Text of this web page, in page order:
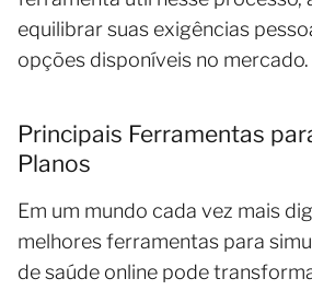
equilibrar suas exigências
opções disponíveis no mercado.
Principais Ferramentas
Planos
Em um mundo cada vez mais
melhores ferramentas para
de saúde online pode